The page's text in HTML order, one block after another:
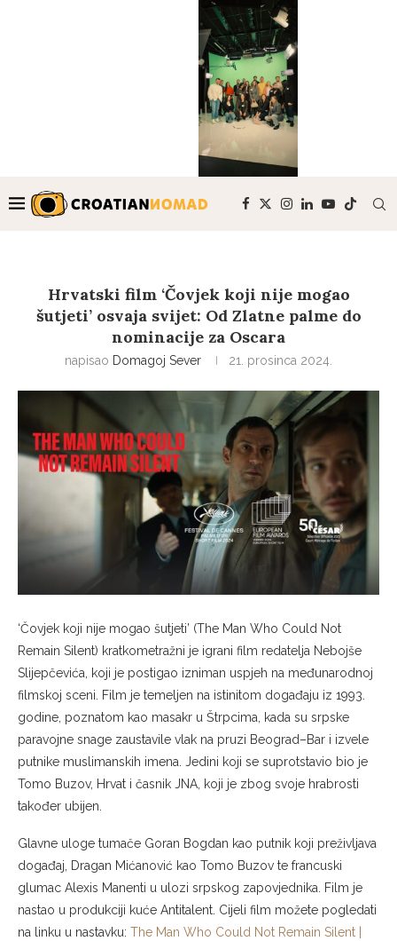
Hrvatski film ‘Čovjek koji nije mogao
šutjeti’ osvaja svijet: Od Zlatne palme do
nominacije za Oscara
napisao Domagoj Sever 21. prosinca 2024.
‘Čovjek koji nije mogao šutjeti’ (The Man Who Could Not
Remain Silent) kratkometražni je igrani film redatelja Nebojše
Slijepčevića, koji je postigao izniman uspjeh na međunarodnoj
filmskoj sceni. Film je temeljen na istinitom događaju iz 1993.
godine, poznatom kao masakr u Štrpcima, kada su srpske
paravojne snage zaustavile vlak na pruzi Beograd–Bar i izvele
putnike muslimanskih imena. Jedini koji se suprotstavio bio je
Tomo Buzov, Hrvat i časnik JNA, koji je zbog svoje hrabrosti
također ubijen.
Glavne uloge tumače Goran Bogdan kao putnik koji preživljava
događaj, Dragan Mićanović kao Tomo Buzov te francuski
glumac Alexis Manenti u ulozi srpskog zapovjednika. Film je
nastao u produkciji kuće Antitalent. Cijeli film možete pogledati
na linku u nastavku: The Man Who Could Not Remain Silent |